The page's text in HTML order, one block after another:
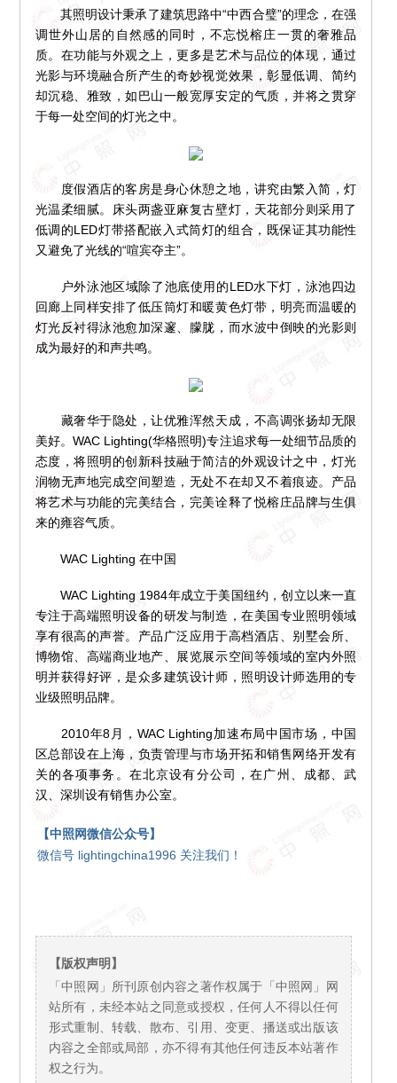
其照明设计秉承了建筑思路中“中西合璧”的理念，在强
调世外山居的自然感的同时，不忘悦榕庄一贯的奢雅品
质。在功能与外观之上，更多是艺术与品位的体现，通过
光影与环境融合所产生的奇妙视觉效果，彰显低调、简约
却沉稳、雅致，如巴山一般宽厚安定的气质，并将之贯穿
于每一处空间的灯光之中。
度假酒店的客房是身心休憩之地，讲究由繁入简，灯
光温柔细腻。床头两盏亚麻复古壁灯，天花部分则采用了
低调的LED灯带搭配嵌入式筒灯的组合，既保证其功能性
又避免了光线的“喧宾夺主”。
户外泳池区域除了池底使用的LED水下灯，泳池四边
回廊上同样安排了低压筒灯和暖黄色灯带，明亮而温暖的
灯光反衬得泳池愈加深邃、朦胧，而水波中倒映的光影则
成为最好的和声共鸣。
藏奢华于隐处，让优雅浑然天成，不高调张扬却无限
美好。WAC Lighting(华格照明)专注追求每一处细节品质的
态度，将照明的创新科技融于简洁的外观设计之中，灯光
润物无声地完成空间塑造，无处不在却又不着痕迹。产品
将艺术与功能的完美结合，完美诠释了悦榕庄品牌与生俱
来的雍容气质。
WAC Lighting 在中国
WAC Lighting 1984年成立于美国纽约，创立以来一直
专注于高端照明设备的研发与制造，在美国专业照明领域
享有很高的声誉。产品广泛应用于高档酒店、别墅会所、
博物馆、高端商业地产、展览展示空间等领域的室内外照
明并获得好评，是众多建筑设计师，照明设计师选用的专
业级照明品牌。
2010年8月，WAC Lighting加速布局中国市场，中国
区总部设在上海，负责管理与市场开拓和销售网络开发有
关的各项事务。在北京设有分公司，在广州、成都、武
汉、深圳设有销售办公室。
【中照网微信公众号】
微信号 lightingchina1996 关注我们！
【版权声明】
「中照网」所刊原创内容之著作权属于「中照网」网
站所有，未经本站之同意或授权，任何人不得以任何
形式重制、转载、散布、引用、变更、播送或出版该
内容之全部或局部，亦不得有其他任何违反本站著作
权之行为。